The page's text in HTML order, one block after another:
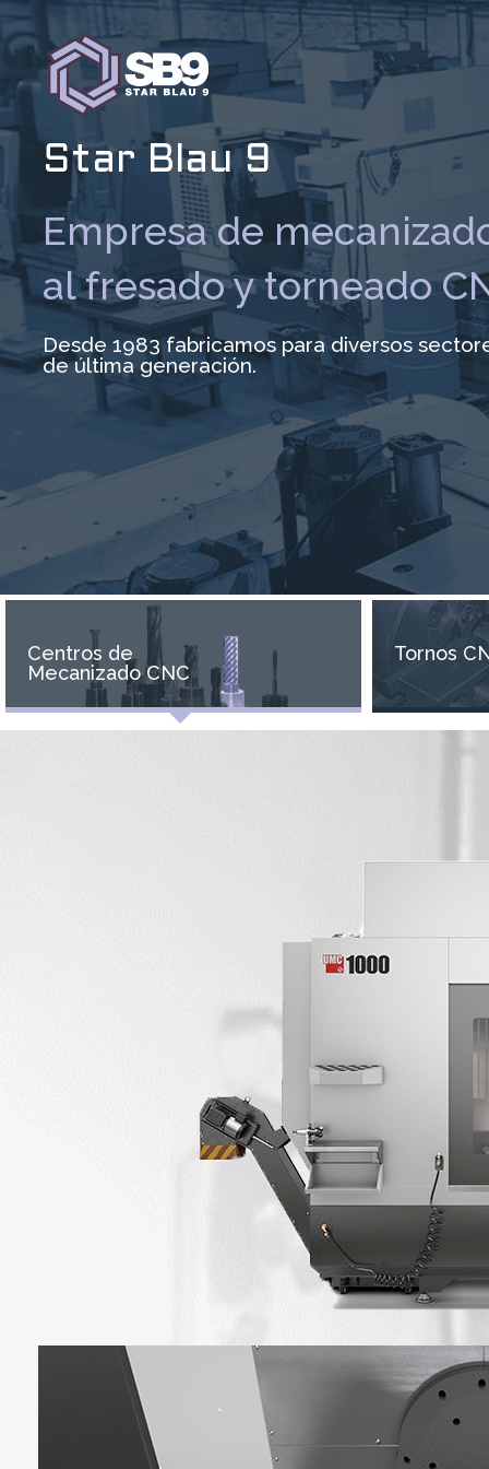
contenido
Star Blau 9
Empresa de
al fresado y torneado
Desde 1983 fabricamos para diversos
de última generación.
Centros de
Mecanizado CNC
Tornos